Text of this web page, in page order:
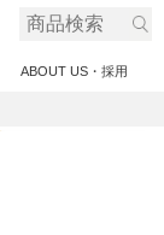
ABOUT US・採用